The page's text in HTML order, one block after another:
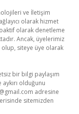
ve İletişim
olarak hizmet
olarak denetleme
Ancak, üyelerimiz
olup, siteye üye olarak
bir bilgi paylaşım
olduğunu
adresine
sitemizden